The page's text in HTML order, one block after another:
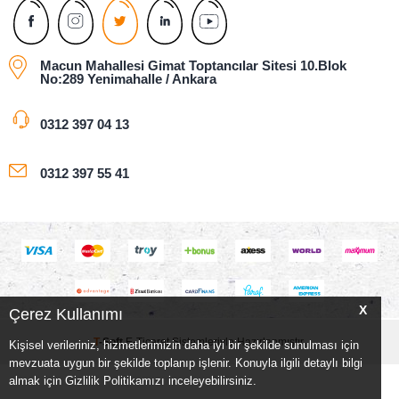
X
Çerez Kullanımı
Kişisel verileriniz, hizmetlerimizin daha iyi bir şekilde sunulması için
mevzuata uygun bir şekilde toplanıp işlenir. Konuyla ilgili detaylı bilgi
almak için Gizlilik Politikamızı inceleyebilirsiniz.
Macun Mahallesi Gimat Toptancılar Sitesi 10.Blok
No:289 Yenimahalle / Ankara
0312 397 04 13
0312 397 55 41
T-SoftE-TicaretSistemleriyle Hazırlanmıştır.